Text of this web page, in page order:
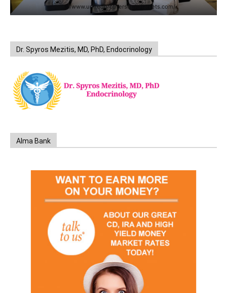
https://www.unitedbrothersfruitmarkets.com/
Dr. Spyros Mezitis, MD, PhD, Endocrinology
Alma Bank